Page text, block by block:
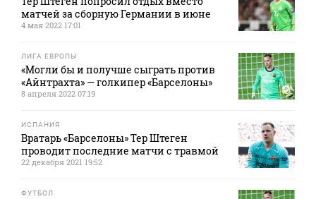
матчей за сборную Германии в июне
4 мая 2022 17:01
ЛИГА ЕВРОПЫ
«Могли бы и получше сыграть против
«Айнтрахта» — голкипер «Барселоны»
8 апреля 2022 07:19
ИСПАНИЯ
Вратарь «Барселоны» Тер Штеген
проводит последние матчи с травмой
22 декабря 2021 19:52
ФУТБОЛ